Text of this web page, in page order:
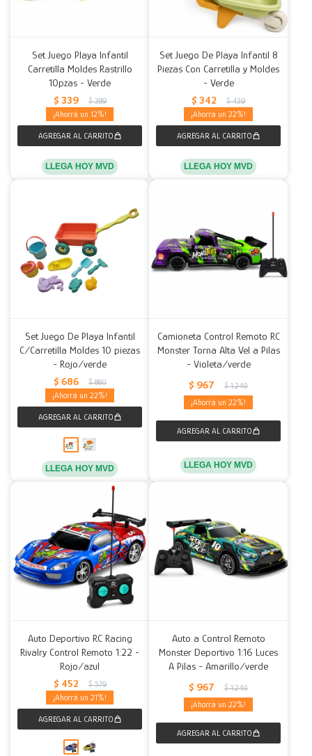
Set Juego Playa Infantil
Carretilla Moldes Rastrillo
10pzas - Verde
$ 339 $ 389
12
LLEGA HOY MVD
Set Juego De Playa Infantil 8
Piezas Con Carretilla y Moldes
- Verde
$ 342 $ 439
22
LLEGA HOY MVD
Set Juego De Playa Infantil
C/Carretilla Moldes 10 piezas
- Rojo/verde
$ 686 $ 880
22
LLEGA HOY MVD
Camioneta Control Remoto RC
Monster Torna Alta Vel a Pilas
- Violeta/verde
$ 967 $ 1.240
22
LLEGA HOY MVD
Auto Deportivo RC Racing
Rivalry Control Remoto 1:22 -
Rojo/azul
$ 452 $ 579
21
Auto a Control Remoto
Monster Deportivo 1:16 Luces
A Pilas - Amarillo/verde
$ 967 $ 1.240
22